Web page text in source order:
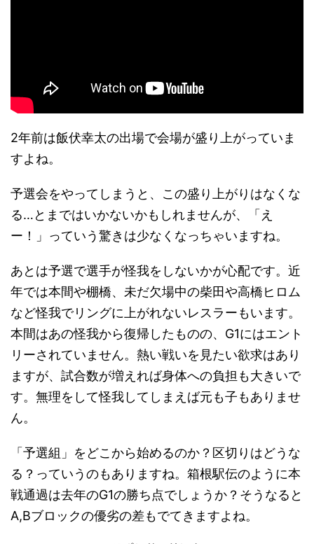
2年前は飯伏幸太の出場で会場が盛り上がっていま
すよね。
予選会をやってしまうと、この盛り上がりはなくな
る…とまではいかないかもしれませんが、「え
ー！」っていう驚きは少なくなっちゃいますね。
あとは予選で選手が怪我をしないかが心配です。近
年では本間や棚橋、未だ欠場中の柴田や高橋ヒロム
など怪我でリングに上がれないレスラーもいます。
本間はあの怪我から復帰したものの、G1にはエント
リーされていません。熱い戦いを見たい欲求はあり
ますが、試合数が増えれば身体への負担も大きいで
す。無理をして怪我してしまえば元も子もありませ
ん。
「予選組」をどこから始めるのか？区切りはどうな
る？っていうのもありますね。箱根駅伝のように本
戦通過は去年のG1の勝ち点でしょうか？そうなると
A,Bブロックの優劣の差もでてきますよね。